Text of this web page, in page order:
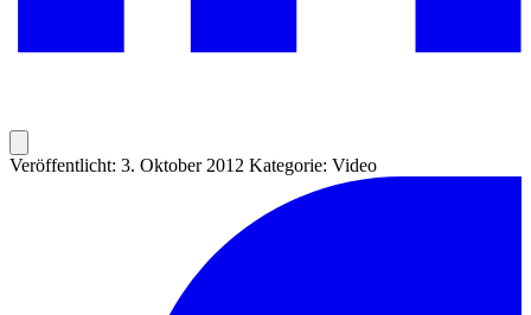
Veröffentlicht: 3. Oktober 2012 Kategorie: Video